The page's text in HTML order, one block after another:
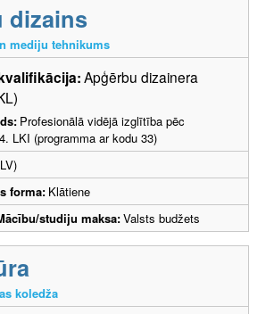
dizains
mediju tehnikums
Apģērbu dizainera
Profesionālā vidējā izglītība pēc
LKI (programma ar kodu 33)
forma: Klātiene
studiju maksa:Valsts budžets
koledža